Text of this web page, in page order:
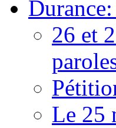
26 et
Le 25